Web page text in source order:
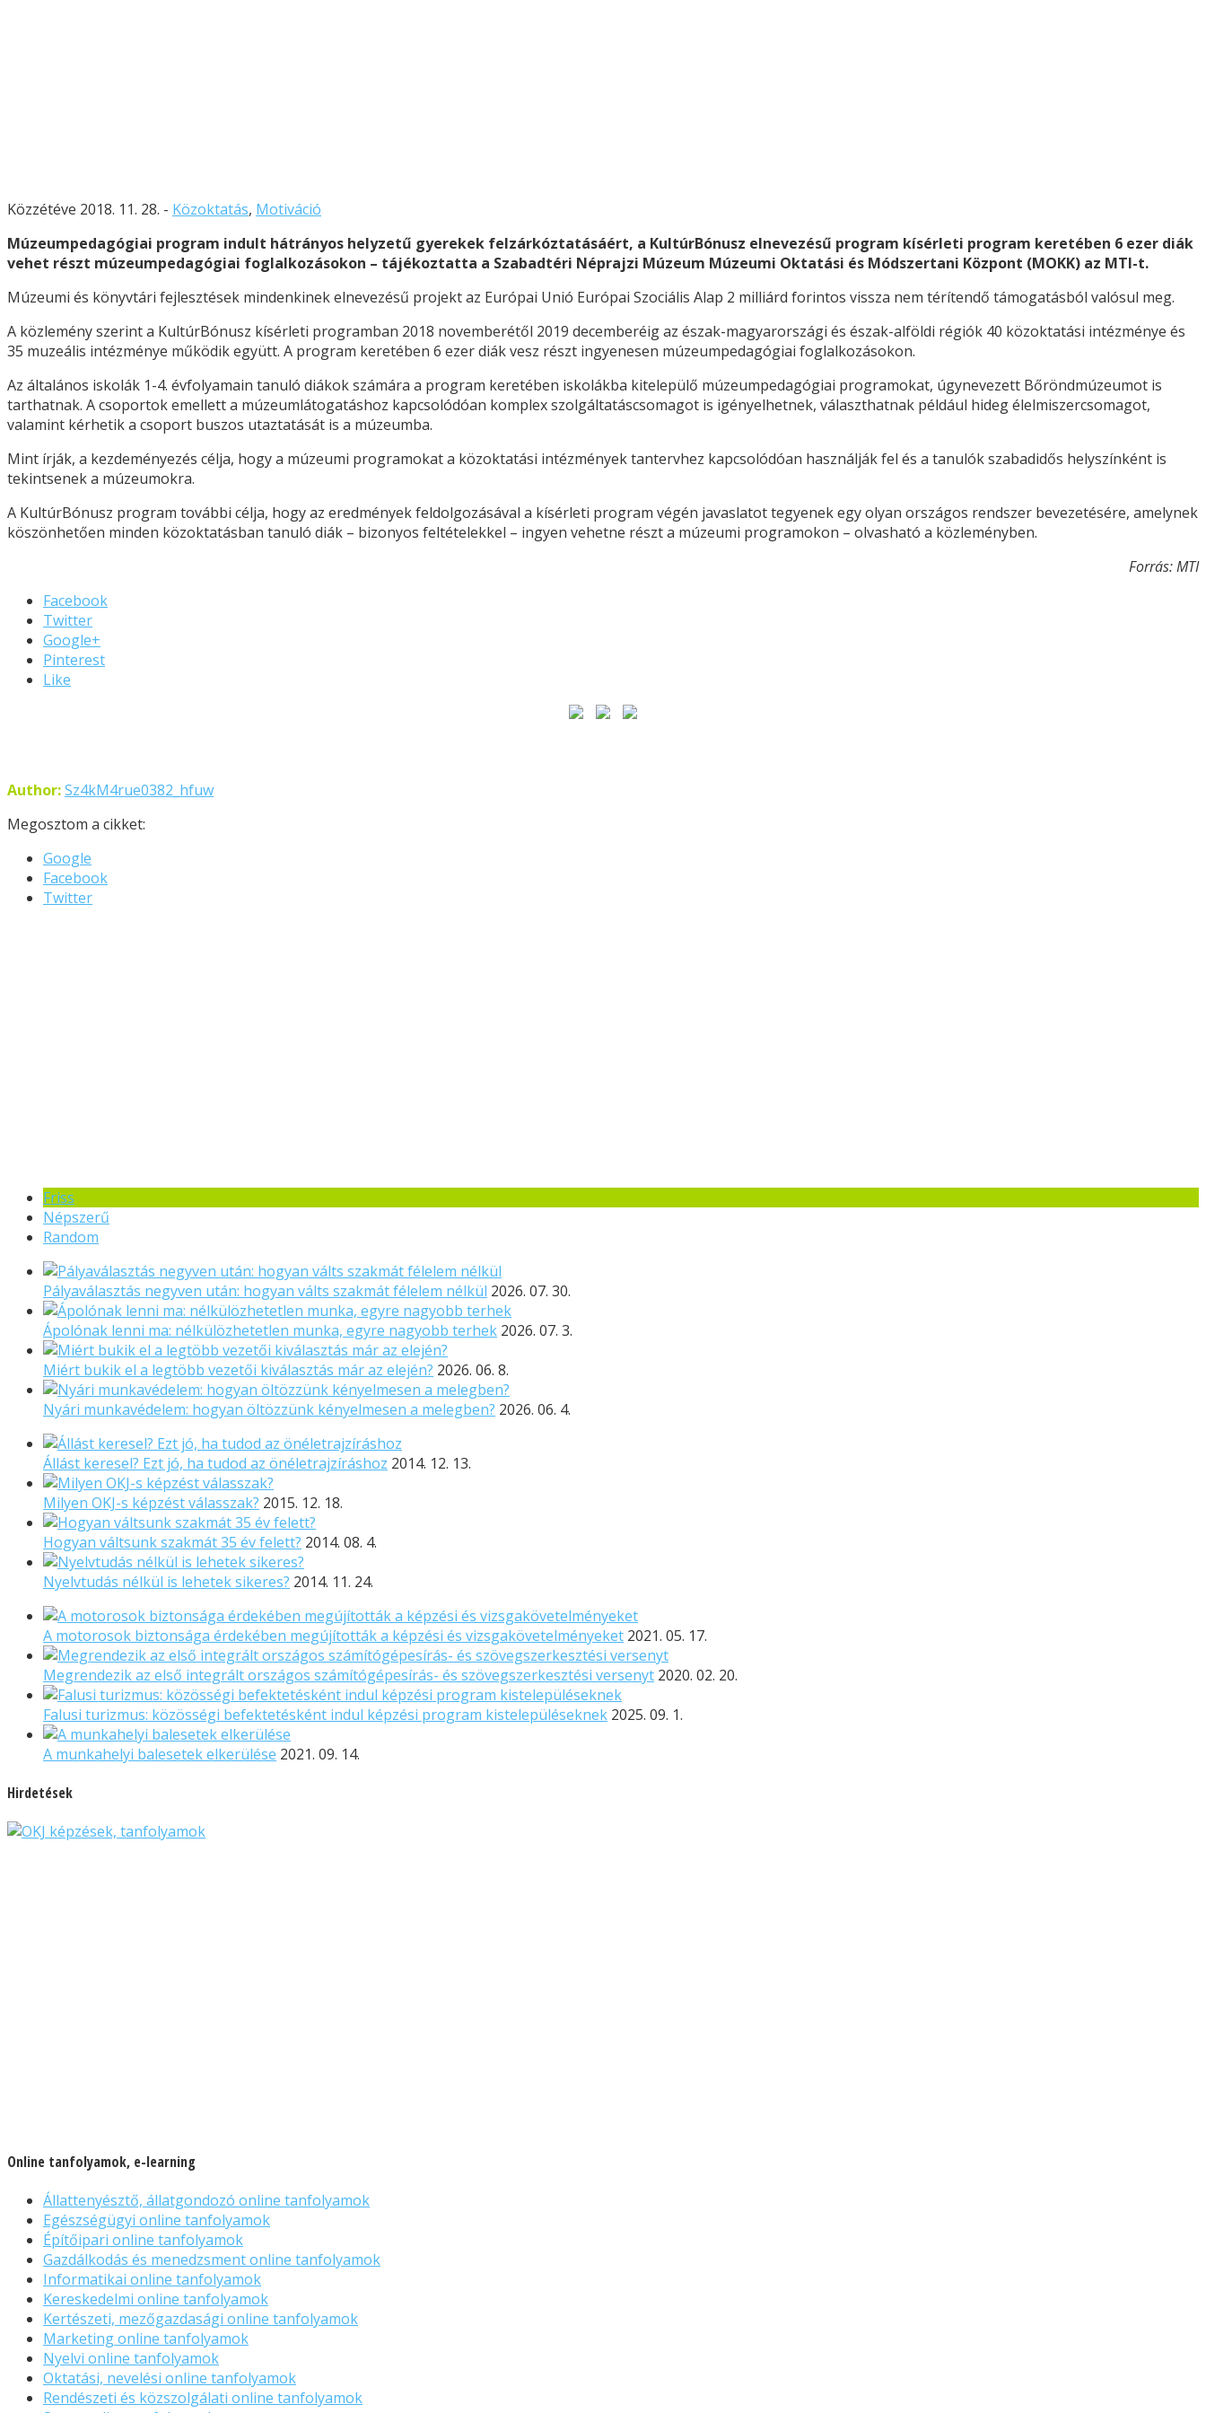
Közzétéve 2018. 11. 28. - Közoktatás, Motiváció
Múzeumpedagógiai program indult hátrányos helyzetű gyerekek felzárkóztatásáért, a KultúrBónusz elnevezésű program kísérleti program keretében 6 ezer diák
vehet részt múzeumpedagógiai foglalkozásokon – tájékoztatta a Szabadtéri Néprajzi Múzeum Múzeumi Oktatási és Módszertani Központ (MOKK) az MTI-t.
Múzeumi és könyvtári fejlesztések mindenkinek elnevezésű projekt az Európai Unió Európai Szociális Alap 2 milliárd forintos vissza nem térítendő támogatásból valósul meg.
A közlemény szerint a KultúrBónusz kísérleti programban 2018 novemberétől 2019 decemberéig az észak-magyarországi és észak-alföldi régiók 40 közoktatási intézménye és
35 muzeális intézménye működik együtt. A program keretében 6 ezer diák vesz részt ingyenesen múzeumpedagógiai foglalkozásokon.
Az általános iskolák 1-4. évfolyamain tanuló diákok számára a program keretében iskolákba kitelepülő múzeumpedagógiai programokat, úgynevezett Bőröndmúzeumot is
tarthatnak. A csoportok emellett a múzeumlátogatáshoz kapcsolódóan komplex szolgáltatáscsomagot is igényelhetnek, választhatnak például hideg élelmiszercsomagot,
valamint kérhetik a csoport buszos utaztatását is a múzeumba.
Mint írják, a kezdeményezés célja, hogy a múzeumi programokat a közoktatási intézmények tantervhez kapcsolódóan használják fel és a tanulók szabadidős helyszínként is
tekintsenek a múzeumokra.
A KultúrBónusz program további célja, hogy az eredmények feldolgozásával a kísérleti program végén javaslatot tegyenek egy olyan országos rendszer bevezetésére, amelynek
köszönhetően minden közoktatásban tanuló diák – bizonyos feltételekkel – ingyen vehetne részt a múzeumi programokon – olvasható a közleményben.
Forrás: MTI
Facebook
Twitter
Google+
Pinterest
Like
Author:Sz4kM4rue0382_hfuw
Megosztom a cikket:
Google
Facebook
Twitter
Friss
Népszerű
Random
Pályaválasztás negyven után: hogyan válts szakmát félelem nélkül 2026. 07. 30.
Ápolónak lenni ma: nélkülözhetetlen munka, egyre nagyobb terhek 2026. 07. 3.
Miért bukik el a legtöbb vezetői kiválasztás már az elején? 2026. 06. 8.
Nyári munkavédelem: hogyan öltözzünk kényelmesen a melegben? 2026. 06. 4.
Állást keresel? Ezt jó, ha tudod az önéletrajzíráshoz 2014. 12. 13.
Milyen OKJ-s képzést válasszak? 2015. 12. 18.
Hogyan váltsunk szakmát 35 év felett? 2014. 08. 4.
Nyelvtudás nélkül is lehetek sikeres? 2014. 11. 24.
A motorosok biztonsága érdekében megújították a képzési és vizsgakövetelményeket 2021. 05. 17.
Megrendezik az első integrált országos számítógépesírás- és szövegszerkesztési versenyt 2020. 02. 20.
Falusi turizmus: közösségi befektetésként indul képzési program kistelepüléseknek 2025. 09. 1.
A munkahelyi balesetek elkerülése 2021. 09. 14.
Hirdetések
Online tanfolyamok, e-learning
Állattenyésztő, állatgondozó online tanfolyamok
Egészségügyi online tanfolyamok
Építőipari online tanfolyamok
Gazdálkodás és menedzsment online tanfolyamok
Informatikai online tanfolyamok
Kereskedelmi online tanfolyamok
Kertészeti, mezőgazdasági online tanfolyamok
Marketing online tanfolyamok
Nyelvi online tanfolyamok
Oktatási, nevelési online tanfolyamok
Rendészeti és közszolgálati online tanfolyamok